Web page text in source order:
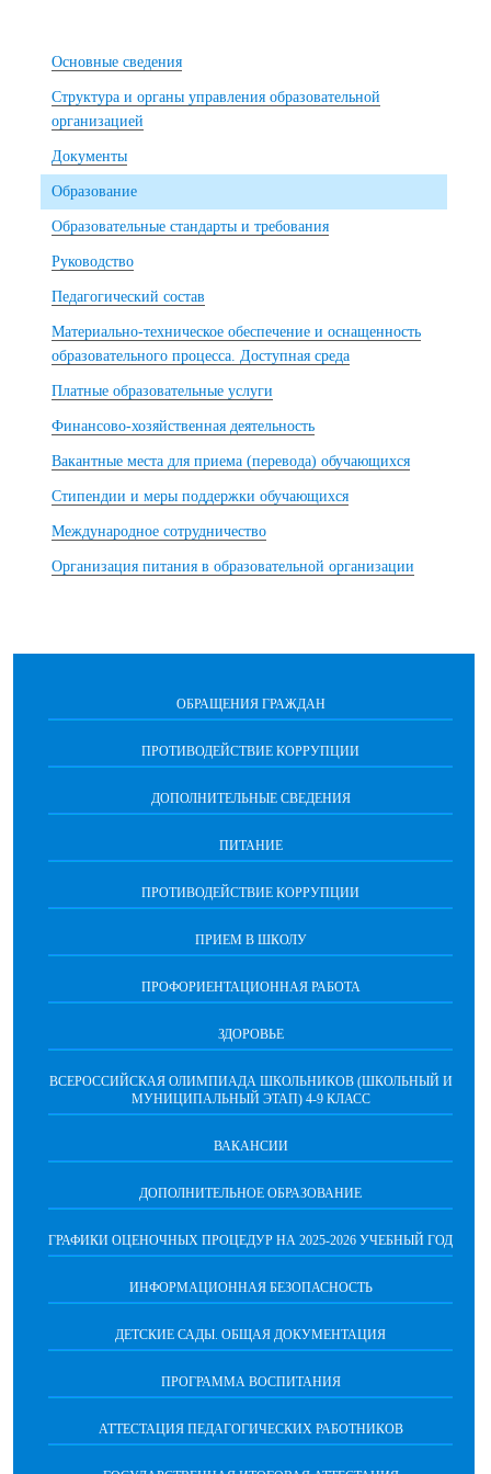
Основные сведения
Структура и органы управления образовательной
организацией
Документы
Образование
Образовательные стандарты и требования
Руководство
Педагогический состав
Материально-техническое обеспечение и оснащенность
образовательного процесса. Доступная среда
Платные образовательные услуги
Финансово-хозяйственная деятельность
Вакантные места для приема (перевода) обучающихся
Стипендии и меры поддержки обучающихся
Международное сотрудничество
Организация питания в образовательной организации
ОБРАЩЕНИЯ ГРАЖДАН
ПРОТИВОДЕЙСТВИЕ КОРРУПЦИИ
ДОПОЛНИТЕЛЬНЫЕ СВЕДЕНИЯ
ПИТАНИЕ
ПРОТИВОДЕЙСТВИЕ КОРРУПЦИИ
ПРИЕМ В ШКОЛУ
ПРОФОРИЕНТАЦИОННАЯ РАБОТА
ЗДОРОВЬЕ
ВСЕРОССИЙСКАЯ ОЛИМПИАДА ШКОЛЬНИКОВ (ШКОЛЬНЫЙ И
МУНИЦИПАЛЬНЫЙ ЭТАП) 4-9 КЛАСС
ВАКАНСИИ
ДОПОЛНИТЕЛЬНОЕ ОБРАЗОВАНИЕ
ГРАФИКИ ОЦЕНОЧНЫХ ПРОЦЕДУР НА 2025-2026 УЧЕБНЫЙ ГОД
ИНФОРМАЦИОННАЯ БЕЗОПАСНОСТЬ
ДЕТСКИЕ САДЫ. ОБЩАЯ ДОКУМЕНТАЦИЯ
ПРОГРАММА ВОСПИТАНИЯ
АТТЕСТАЦИЯ ПЕДАГОГИЧЕСКИХ РАБОТНИКОВ